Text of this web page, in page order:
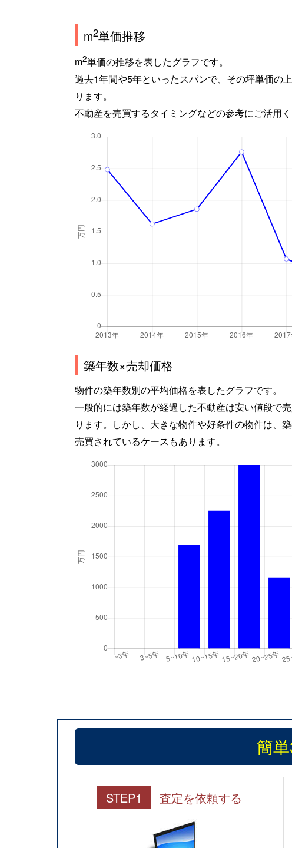
m2単価推移
m2単価の推移を表したグラフです。
過去1年間や5年といったスパンで、その坪単価の
ります。
不動産を売買するタイミングなどの参考にご活用く
築年数×売却価格
物件の築年数別の平均価格を表したグラフです。
一般的には築年数が経過した不動産は安い値段で
ります。しかし、大きな物件や好条件の物件は、
売買されているケースもあります。
簡
STEP1 査定を依頼する